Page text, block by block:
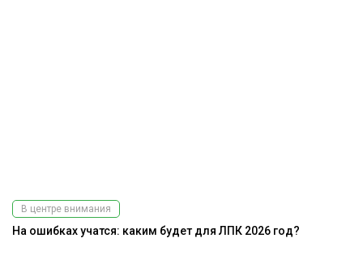
В центре внимания
На ошибках учатся: каким будет для ЛПК 2026 год?